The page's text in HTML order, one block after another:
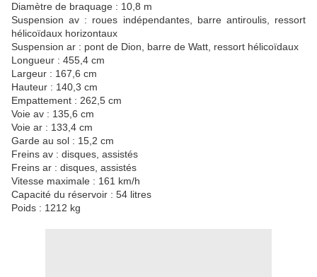
Diamètre de braquage : 10,8 m
Suspension av : roues indépendantes, barre antiroulis, ressort
hélicoïdaux horizontaux
Suspension ar : pont de Dion, barre de Watt, ressort hélicoïdaux
Longueur : 455,4 cm
Largeur : 167,6 cm
Hauteur : 140,3 cm
Empattement : 262,5 cm
Voie av : 135,6 cm
Voie ar : 133,4 cm
Garde au sol : 15,2 cm
Freins av : disques, assistés
Freins ar : disques, assistés
Vitesse maximale : 161 km/h
Capacité du réservoir : 54 litres
Poids : 1212 kg